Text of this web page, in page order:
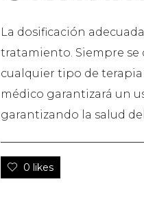
La dosificación
tratamiento. Siempre se
cualquier tipo de
médico garantizará un
garantizando la salud
0 likes